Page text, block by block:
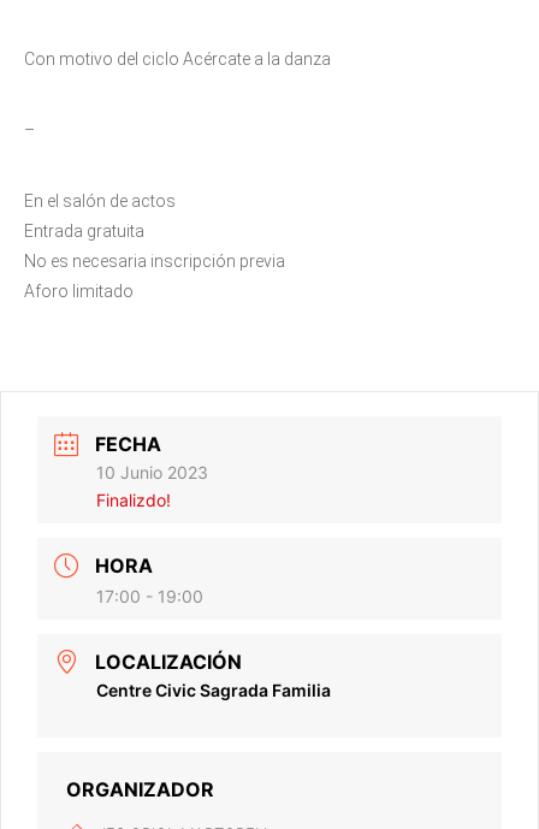
Con motivo del ciclo Acércate a la danza
–
En el salón de actos
Entrada gratuita
No es necesaria inscripción previa
Aforo limitado
FECHA
10 Junio 2023
Finalizdo!
HORA
17:00 - 19:00
LOCALIZACIÓN
Centre Civic Sagrada Familia
ORGANIZADOR